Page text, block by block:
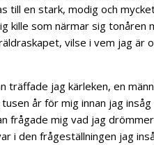
till en stark, modig och
kille som närmar sig
vilse i vem jag är
träffade jag kärleken, en
år för mig innan jag
frågade mig vad jag
i den frågeställningen jag